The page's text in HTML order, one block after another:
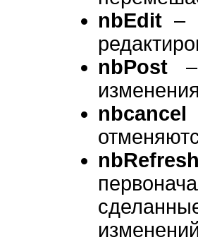
nbEdit –
nbPost –
nbcancel